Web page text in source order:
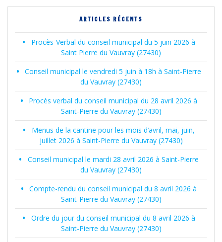
ARTICLES RÉCENTS
Procès-Verbal du conseil municipal du 5 juin 2026 à
Saint Pierre du Vauvray (27430)
Conseil municipal le vendredi 5 juin à 18h à Saint-Pierre
du Vauvray (27430)
Procès verbal du conseil municipal du 28 avril 2026 à
Saint-Pierre du Vauvray (27430)
Menus de la cantine pour les mois d’avril, mai, juin,
juillet 2026 à Saint-Pierre du Vauvray (27430)
Conseil municipal le mardi 28 avril 2026 à Saint-Pierre
du Vauvray (27430)
Compte-rendu du conseil municipal du 8 avril 2026 à
Saint-Pierre du Vauvray (27430)
Ordre du jour du conseil municipal du 8 avril 2026 à
Saint-Pierre du Vauvray (27430)